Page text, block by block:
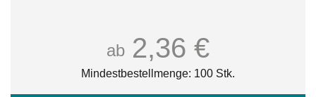
ab 2,36 €
Mindestbestellmenge: 100 Stk.